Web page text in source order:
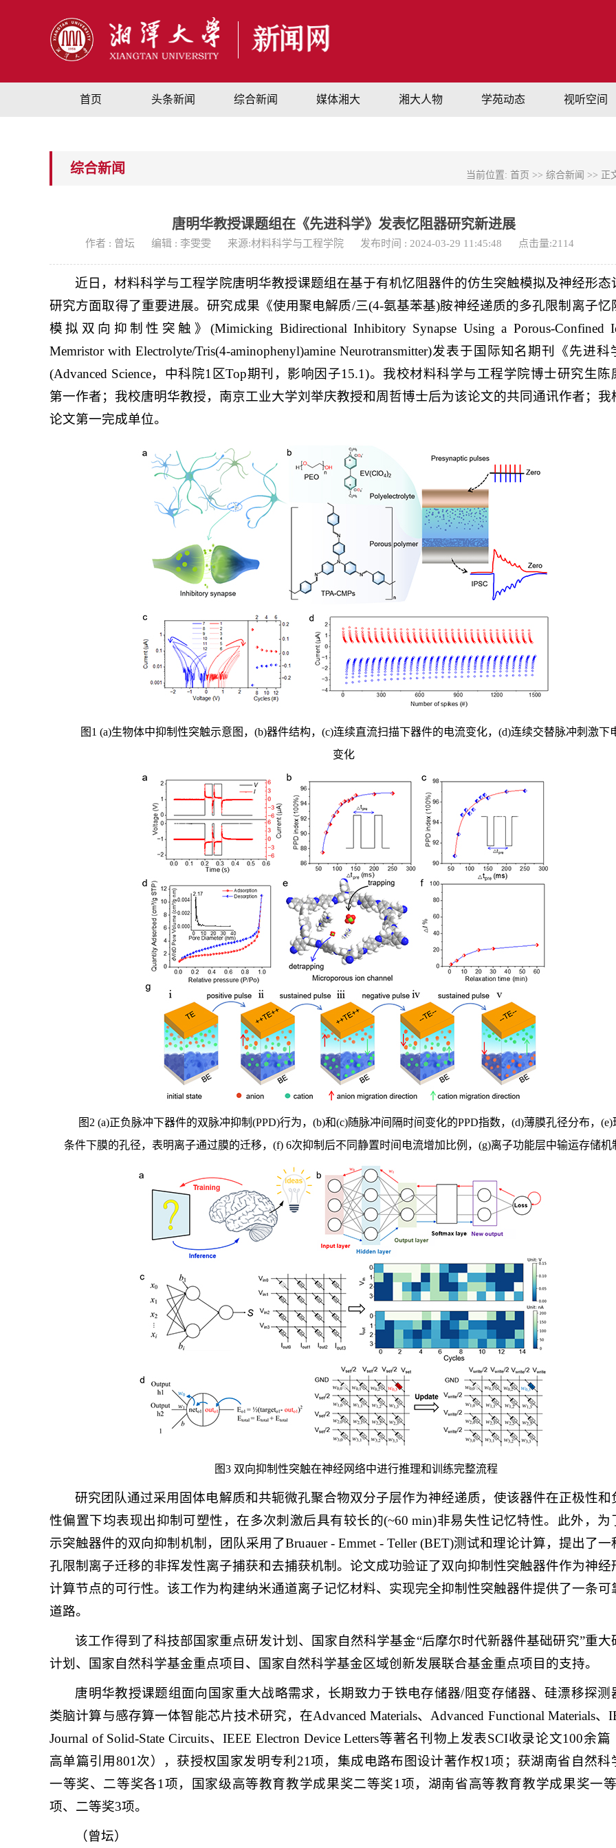
首页 头条新闻 综合新闻 媒体湘大 湘大人物 学苑动态 视听空间
当前位置: 首页 >> 综合新闻 >> 正
综合新闻
唐明华教授课题组在《先进科学》发表忆阻器研究新进展
作者 : 曾坛 编辑 : 李雯雯 来源:材料科学与工程学院 发布时间 : 2024-03-29 11:45:48 点击量:2114
近日，材料科学与工程学院唐明华教授课题组在基于有机忆阻器件的仿生突触模拟及神经形态
研究方面取得了重要进展。研究成果《使用聚电解质/三(4-氨基苯基)胺神经递质的多孔限制离子忆
模拟双向抑制性突触》(Mimicking Bidirectional Inhibitory Synapse Using a Porous-Confined
Memristor with Electrolyte/Tris(4-aminophenyl)amine Neurotransmitter)发表于国际知名期刊《先进科
(Advanced Science，中科院1区Top期刊，影响因子15.1)。我校材料科学与工程学院博士研究生陈
第一作者；我校唐明华教授，南京工业大学刘举庆教授和周哲博士后为该论文的共同通讯作者；我
论文第一完成单位。
图1 (a)生物体中抑制性突触示意图，(b)器件结构，(c)连续直流扫描下器件的电流变化，(d)连续交替脉冲刺激下
变化
图2 (a)正负脉冲下器件的双脉冲抑制(PPD)行为，(b)和(c)随脉冲间隔时间变化的PPD指数，(d)薄膜孔径分布，(e)
条件下膜的孔径，表明离子通过膜的迁移，(f) 6次抑制后不同静置时间电流增加比例，(g)离子功能层中输运存储机
图3 双向抑制性突触在神经网络中进行推理和训练完整流程
研究团队通过采用固体电解质和共轭微孔聚合物双分子层作为神经递质，使该器件在正极性和
性偏置下均表现出抑制可塑性，在多次刺激后具有较长的(~60 min)非易失性记忆特性。此外，为
示突触器件的双向抑制机制，团队采用了Bruauer - Emmet - Teller (BET)测试和理论计算，提出了一
孔限制离子迁移的非挥发性离子捕获和去捕获机制。论文成功验证了双向抑制性突触器件作为神经
计算节点的可行性。该工作为构建纳米通道离子记忆材料、实现完全抑制性突触器件提供了一条可
道路。
该工作得到了科技部国家重点研发计划、国家自然科学基金“后摩尔时代新器件基础研究”重大
计划、国家自然科学基金重点项目、国家自然科学基金区域创新发展联合基金重点项目的支持。
唐明华教授课题组面向国家重大战略需求，长期致力于铁电存储器/阻变存储器、硅漂移探测
类脑计算与感存算一体智能芯片技术研究，在Advanced Materials、Advanced Functional Materials、
Journal of Solid-State Circuits、IEEE Electron Device Letters等著名刊物上发表SCI收录论文100余篇
高单篇引用801次），获授权国家发明专利21项，集成电路布图设计著作权1项；获湖南省自然科
一等奖、二等奖各1项，国家级高等教育教学成果奖二等奖1项，湖南省高等教育教学成果奖一
项、二等奖3项。
（曾坛）